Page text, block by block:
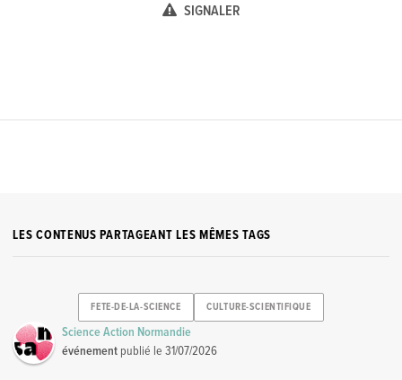
SIGNALER
LES CONTENUS PARTAGEANT LES MÊMES TAGS
FETE-DE-LA-SCIENCE CULTURE-SCIENTIFIQUE
Science Action Normandie
événement publié le31/07/2026